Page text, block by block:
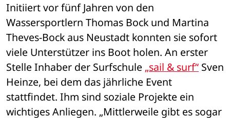
Initiiert vor fünf Jahren von den
Wassersportlern Thomas Bock und Martina
Theves-Bock aus Neustadt konnten sie sofort
viele Unterstützer ins Boot holen. An erster
Stelle Inhaber der Surfschule „sail & surf“ Sven
Heinze, bei dem das jährliche Event
stattfindet. Ihm sind soziale Projekte ein
wichtiges Anliegen. „Mittlerweile gibt es sogar